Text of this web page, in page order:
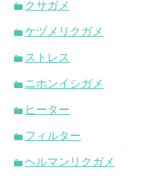
クサガメ
ケヅメリクガメ
ストレス
ニホンイシガメ
ヒーター
フィルター
ヘルマンリクガメ